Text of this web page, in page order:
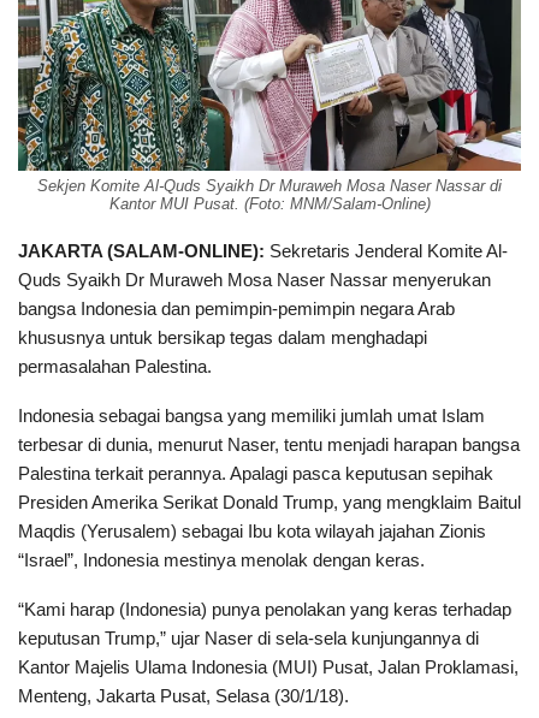
Sekjen Komite Al-Quds Syaikh Dr Muraweh Mosa Naser Nassar di
Kantor MUI Pusat. (Foto: MNM/Salam-Online)
JAKARTA (SALAM-ONLINE): Sekretaris Jenderal Komite Al-
Quds Syaikh Dr Muraweh Mosa Naser Nassar menyerukan
bangsa Indonesia dan pemimpin-pemimpin negara Arab
khususnya untuk bersikap tegas dalam menghadapi
permasalahan Palestina.
Indonesia sebagai bangsa yang memiliki jumlah umat Islam
terbesar di dunia, menurut Naser, tentu menjadi harapan bangsa
Palestina terkait perannya. Apalagi pasca keputusan sepihak
Presiden Amerika Serikat Donald Trump, yang mengklaim Baitul
Maqdis (Yerusalem) sebagai Ibu kota wilayah jajahan Zionis
“Israel”, Indonesia mestinya menolak dengan keras.
“Kami harap (Indonesia) punya penolakan yang keras terhadap
keputusan Trump,” ujar Naser di sela-sela kunjungannya di
Kantor Majelis Ulama Indonesia (MUI) Pusat, Jalan Proklamasi,
Menteng, Jakarta Pusat, Selasa (30/1/18).